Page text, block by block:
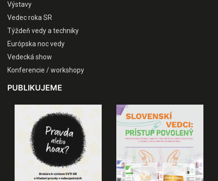
Výstavy
Vedec roka SR
Týždeň vedy a techniky
Európska noc vedy
Vedecká show
Konferencie / workshopy
PUBLIKUJEME